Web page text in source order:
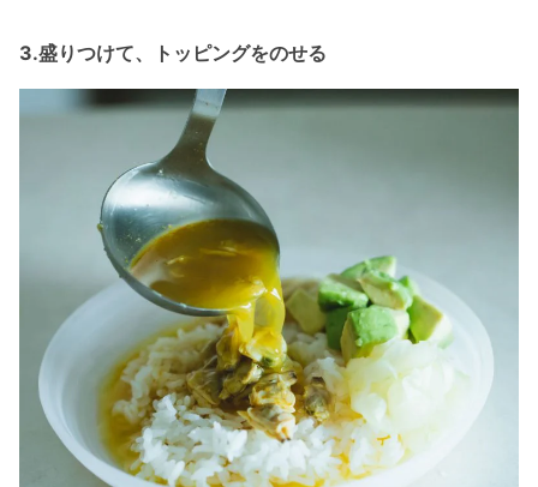
3.盛りつけて、トッピングをのせる